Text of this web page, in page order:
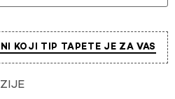
KOJI TIP TAPETE JE ZA VAS